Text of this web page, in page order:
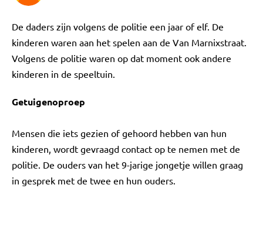
De daders zijn volgens de politie een jaar of elf. De
kinderen waren aan het spelen aan de Van Marnixstraat.
Volgens de politie waren op dat moment ook andere
kinderen in de speeltuin.
Getuigenoproep
Mensen die iets gezien of gehoord hebben van hun
kinderen, wordt gevraagd contact op te nemen met de
politie. De ouders van het 9-jarige jongetje willen graag
in gesprek met de twee en hun ouders.